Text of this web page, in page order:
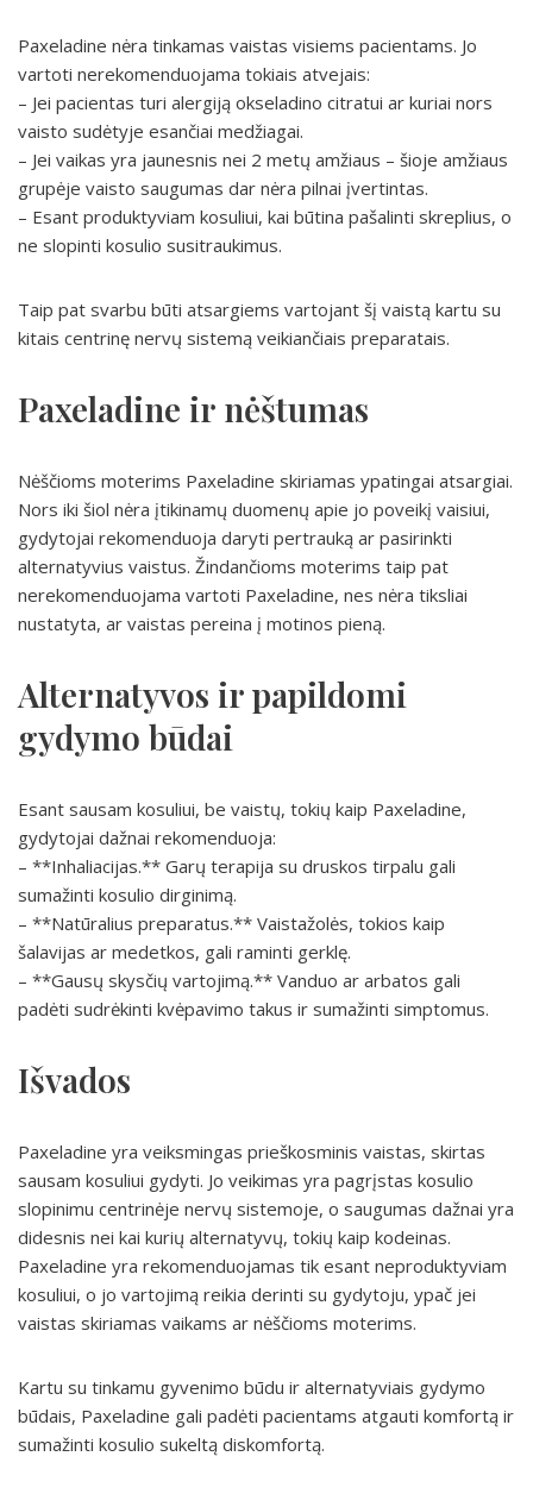
Paxeladine nėra tinkamas vaistas visiems pacientams. Jo
vartoti nerekomenduojama tokiais atvejais:
– Jei pacientas turi alergiją okseladino citratui ar kuriai nors
vaisto sudėtyje esančiai medžiagai.
– Jei vaikas yra jaunesnis nei 2 metų amžiaus – šioje amžiaus
grupėje vaisto saugumas dar nėra pilnai įvertintas.
– Esant produktyviam kosuliui, kai būtina pašalinti skreplius, o
ne slopinti kosulio susitraukimus.
Taip pat svarbu būti atsargiems vartojant šį vaistą kartu su
kitais centrinę nervų sistemą veikiančiais preparatais.
Paxeladine ir nėštumas
Nėščioms moterims Paxeladine skiriamas ypatingai atsargiai.
Nors iki šiol nėra įtikinamų duomenų apie jo poveikį vaisiui,
gydytojai rekomenduoja daryti pertrauką ar pasirinkti
alternatyvius vaistus. Žindančioms moterims taip pat
nerekomenduojama vartoti Paxeladine, nes nėra tiksliai
nustatyta, ar vaistas pereina į motinos pieną.
Alternatyvos ir papildomi
gydymo būdai
Esant sausam kosuliui, be vaistų, tokių kaip Paxeladine,
gydytojai dažnai rekomenduoja:
– **Inhaliacijas.** Garų terapija su druskos tirpalu gali
sumažinti kosulio dirginimą.
– **Natūralius preparatus.** Vaistažolės, tokios kaip
šalavijas ar medetkos, gali raminti gerklę.
– **Gausų skysčių vartojimą.** Vanduo ar arbatos gali
padėti sudrėkinti kvėpavimo takus ir sumažinti simptomus.
Išvados
Paxeladine yra veiksmingas prieškosminis vaistas, skirtas
sausam kosuliui gydyti. Jo veikimas yra pagrįstas kosulio
slopinimu centrinėje nervų sistemoje, o saugumas dažnai yra
didesnis nei kai kurių alternatyvų, tokių kaip kodeinas.
Paxeladine yra rekomenduojamas tik esant neproduktyviam
kosuliui, o jo vartojimą reikia derinti su gydytoju, ypač jei
vaistas skiriamas vaikams ar nėščioms moterims.
Kartu su tinkamu gyvenimo būdu ir alternatyviais gydymo
būdais, Paxeladine gali padėti pacientams atgauti komfortą ir
sumažinti kosulio sukeltą diskomfortą.